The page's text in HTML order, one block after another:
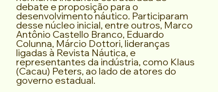
debate e proposição para o
desenvolvimento náutico. Participaram
desse núcleo inicial, entre outros, Marco
Antônio Castello Branco, Eduardo
Colunna, Márcio Dottori, lideranças
ligadas à Revista Náutica, e
representantes da indústria, como Klaus
(Cacau) Peters, ao lado de atores do
governo estadual.